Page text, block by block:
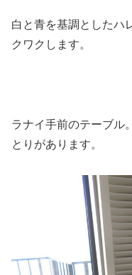
白と青を基調としたハ
クワクします。
ラナイ手前のテーブル
とりがあります。